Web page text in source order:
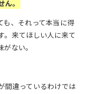
。
も、それって本当に得
。来てほしい人に来て
ない。
間違っているわけでは